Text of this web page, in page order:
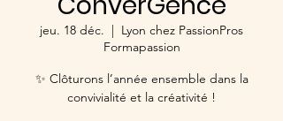
jeu. 18 déc.
  |
Lyon chez PassionPros
Formapassion
✨ Clôturons l’année ensemble dans la
convivialité et la créativité !